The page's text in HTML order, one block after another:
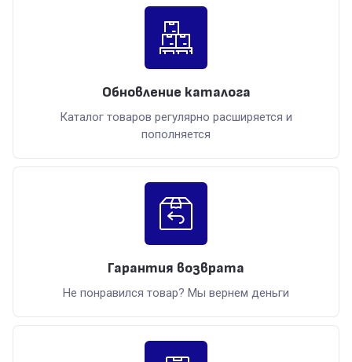
Обновление каталога
Каталог товаров регулярно расширяется и
пополняется
Гарантия возврата
Не понравился товар? Мы вернем деньги